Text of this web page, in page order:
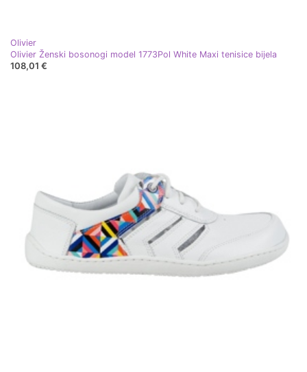
Olivier
Olivier Ženski bosonogi model 1773Pol White Maxi tenisice bijela
108,01 €